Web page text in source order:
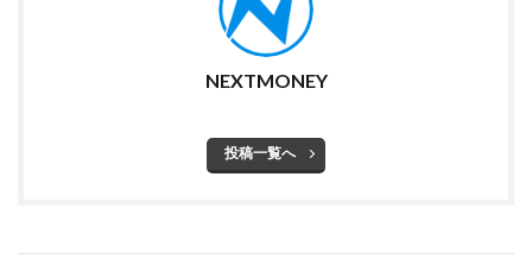
NEXTMONEY
投稿一覧へ